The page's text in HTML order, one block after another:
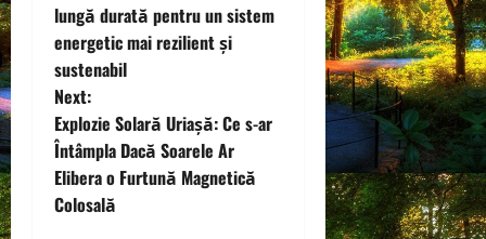
t
n
a
v
lungă durată pentru un sistem
energetic mai rezilient și
sustenabil
Next:
Explozie Solară Uriașă: Ce s-ar
Întâmpla Dacă Soarele Ar
Elibera o Furtună Magnetică
Colosală